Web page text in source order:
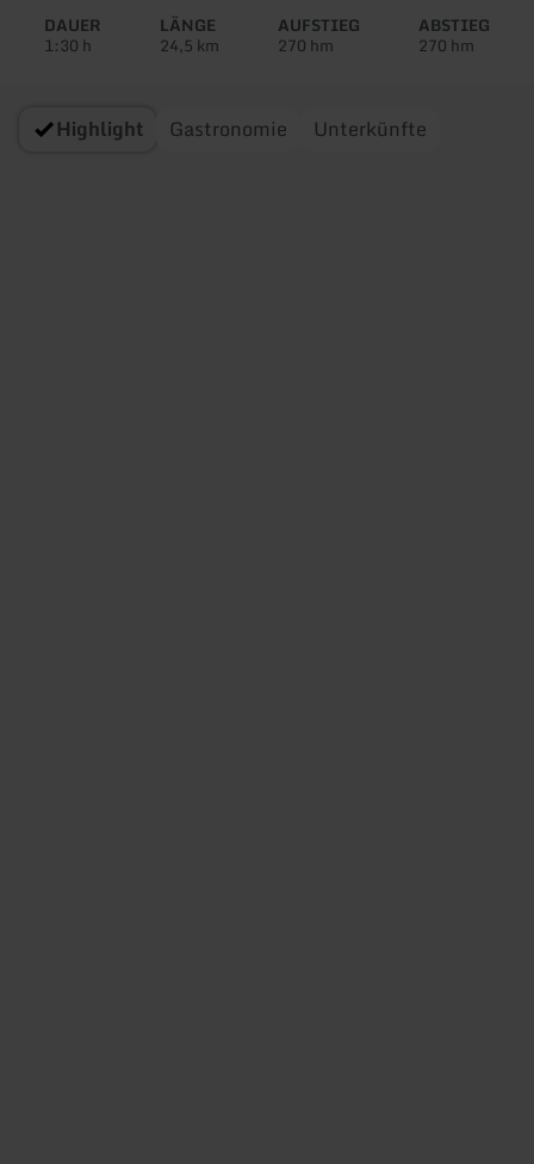
Tour:
DAUER
1:30 h
LÄNGE
24,5 km
AUFSTIEG
270 hm
ABSTIEG
270 hm
Highlight Gastronomie Unterkünfte